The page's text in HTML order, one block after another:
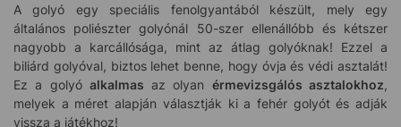
A golyó egy speciális fenolgyantából készült, mely egy
általános poliészter golyónál 50-szer ellenállóbb és kétszer
nagyobb a karcállósága, mint az átlag golyóknak! Ezzel a
biliárd golyóval, biztos lehet benne, hogy óvja és védi asztalát!
Ez a golyó alkalmas az olyan érmevizsgálós asztalokhoz,
melyek a méret alapján választják ki a fehér golyót és adják
vissza a játékhoz!